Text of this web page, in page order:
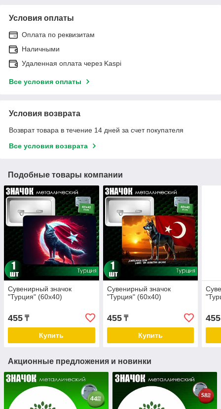
Условия оплаты
Оплата по реквизитам
Наличными
Удаленная оплата через Kaspi
Все условия оплаты
Условия возврата
Возврат товара в течение 14 дней за счет покупателя
Все условия возврата
Подобные товары компании
Сувенирный значок
"Турция" (60х40)
455 ₸
Купить
Сувенирный значок
"Турция" (60х40)
455₸
Купить
455
Акционные предложения и новинки